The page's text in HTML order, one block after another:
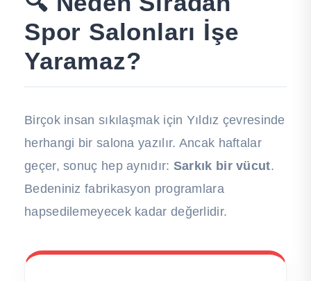
Spor Salonları İşe
Yaramaz?
Birçok insan sıkılaşmak için Yıldız çevresinde
herhangi bir salona yazılır. Ancak haftalar
geçer, sonuç hep aynıdır: Sarkık bir vücut.
Bedeniniz fabrikasyon programlara
hapsedilemeyecek kadar değerlidir.